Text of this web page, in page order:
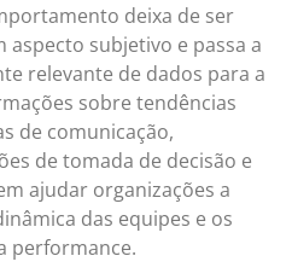
deixa de ser
subjetivo e passa a
relevante de dados para a
sobre tendências
de comunicação,
de tomada de decisão e
ajudar organizações a
das equipes e os
performance.